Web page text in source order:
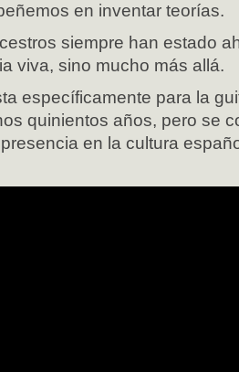
en inventar teorías.
siempre han estado
viva, sino mucho más allá.
específicamente para la
quinientos años, pero se
en la cultura